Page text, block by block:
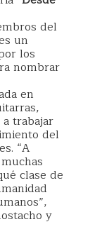
del
un
los
nombrar
en
trabajar
del
“A
clase de
y